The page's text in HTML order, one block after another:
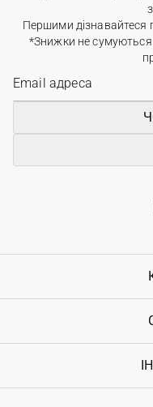
Першими дізнавайтеся
*Знижки не